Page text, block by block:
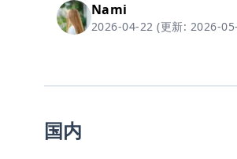
Nami
2026-04-22 (更新: 2026-
国内